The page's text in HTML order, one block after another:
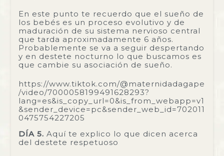
En este punto te recuerdo que el sueño de
los bebés es un proceso evolutivo y de
maduración de su sistema nervioso central
que tarda aproximadamente 6 años.
Probablemente se va a seguir despertando
y en destete nocturno lo que buscamos es
que cambie su asociación de sueño.
https://www.tiktok.com/@maternidadagape
/video/7000058199491628293?
lang=es&is_copy_url=0&is_from_webapp=v1
&sender_device=pc&sender_web_id=702011
0475754227205
DÍA 5.Aquí te explico lo que dicen acerca
del destete respetuoso